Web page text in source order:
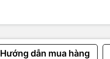
Hướng dẫn mua hàng